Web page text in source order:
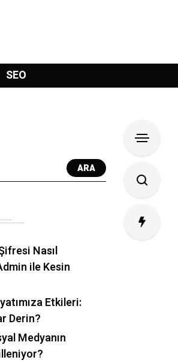
SEO
ARA
Nasıl
ile Kesin
Etkileri:
Derin?
Medyanın